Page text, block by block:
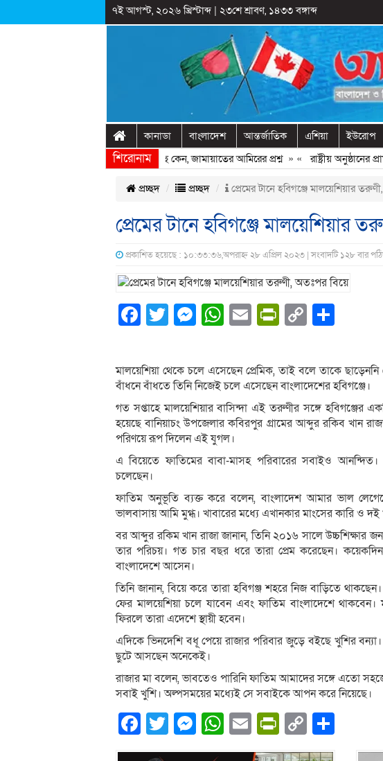
৭ই আগস্ট, ২০২৬ খ্রিস্টাব্দ| ২৩শে শ্রাবণ, ১৪৩৩ বঙ্গাব্দ
কানাডা বাংলাদেশ আন্তর্জাতিক এশিয়া ইউরোপ
শিরোনাম
হাসিনাকে ফিরিয়ে আনতে দেরি হচ্ছে কেন, জামায়াতের আমিরের প্রশ্ন» «রাষ্ট্রীয় অনুষ্ঠানের
প্রচ্ছদ প্রচ্ছদ প্রেমের টানে হবিগঞ্জে মালয়েশিয়ার
প্রেমের টানে হবিগঞ্জে মালয়েশিয়ার
প্রকাশিত হয়েছে : ১০:৩৩:৩৬,অপরাহ্ন ২৮ এপ্রিল ২০২৩ | সংবাদটি ১২৮ বার
Facebook
Twitter
Messenger
WhatsApp
EmailCopy
মালয়েশিয়া থেকে চলে এসেছেন প্রেমিক, তাই বলে তাকে
বাঁধনে বাঁধতে তিনি নিজেই চলে এসেছেন বাংলাদেশের হবিগঞ্জে।
গত সপ্তাহে মালয়েশিয়ার বাসিন্দা এই তরুণীর সঙ্গে হবিগঞ্জের
হয়েছে বানিয়াচং উপজেলার কবিরপুর গ্রামের আব্দুর রকিব খান
পরিণয়ে রূপ দিলেন এই যুগল।
এ বিয়েতে ফাতিমের বাবা-মাসহ পরিবারের সবাইও আনন্দিত।
চলেছেন।
ফাতিম অনুভূতি ব্যক্ত করে বলেন, বাংলাদেশ আমার ভাল
ভালবাসায় আমি মুগ্ধ। খাবারের মধ্যে এখানকার মাংসের কারি ও
বর আব্দুর রকিম খান রাজা জানান, তিনি ২০১৬ সালে উচ্চশিক্ষার
তার পরিচয়। গত চার বছর ধরে তারা প্রেম করেছেন।
বাংলাদেশে আসেন।
তিনি জানান, বিয়ে করে তারা হবিগঞ্জ শহরে নিজ বাড়িতে
ফের মালয়েশিয়া চলে যাবেন এবং ফাতিম বাংলাদেশে থাকবেন।
ফিরলে তারা এদেশে স্থায়ী হবেন।
এদিকে ভিনদেশি বধূ পেয়ে রাজার পরিবার জুড়ে বইছে খুশির
ছুটে আসছেন অনেকেই।
রাজার মা বলেন, ভাবতেও পারিনি ফাতিম আমাদের সঙ্গে এতো
সবাই খুশি। অল্পসময়ের মধ্যেই সে সবাইকে আপন করে নিয়েছে।
Facebook
Twitter
Messenger
WhatsApp
EmailCopy
Link